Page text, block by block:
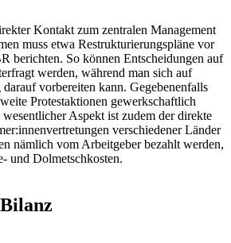
Kontakt zum zentralen Management
muss etwa Restrukturierungspläne vor
berichten. So können Entscheidungen auf
werden, während man sich auf
vorbereiten kann. Gegebenenfalls
Protestaktionen gewerkschaftlich
Aspekt ist zudem der direkte
verschiedener Länder
nämlich vom Arbeitgeber bezahlt werden,
und Dolmetschkosten.